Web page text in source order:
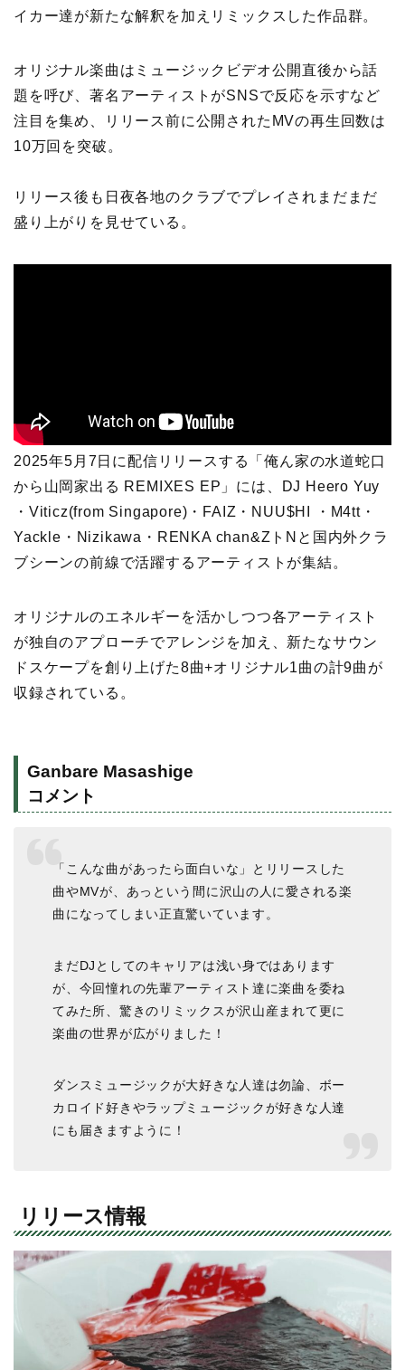
イカー達が新たな解釈を加えリミックスした作品群。
オリジナル楽曲はミュージックビデオ公開直後から話
題を呼び、著名アーティストがSNSで反応を示すなど
注目を集め、リリース前に公開されたMVの再生回数は
10万回を突破。
リリース後も日夜各地のクラブでプレイされまだまだ
盛り上がりを見せている。
2025年5月7日に配信リリースする「俺ん家の水道蛇口
から山岡家出る REMIXES EP」には、DJ Heero Yuy
・Viticz(from Singapore)・FAIZ・NUU$HI ・M4tt・
Yackle・Nizikawa・RENKA chan&ZトNと国内外クラ
ブシーンの前線で活躍するアーティストが集結。
オリジナルのエネルギーを活かしつつ各アーティスト
が独自のアプローチでアレンジを加え、新たなサウン
ドスケープを創り上げた8曲+オリジナル1曲の計9曲が
収録されている。
Ganbare Masashige
コメント
「こんな曲があったら面白いな」とリリースした
曲やMVが、あっという間に沢山の人に愛される楽
曲になってしまい正直驚いています。
まだDJとしてのキャリアは浅い身ではあります
が、今回憧れの先輩アーティスト達に楽曲を委ね
てみた所、驚きのリミックスが沢山産まれて更に
楽曲の世界が広がりました！
ダンスミュージックが大好きな人達は勿論、ボー
カロイド好きやラップミュージックが好きな人達
にも届きますように！
リリース情報